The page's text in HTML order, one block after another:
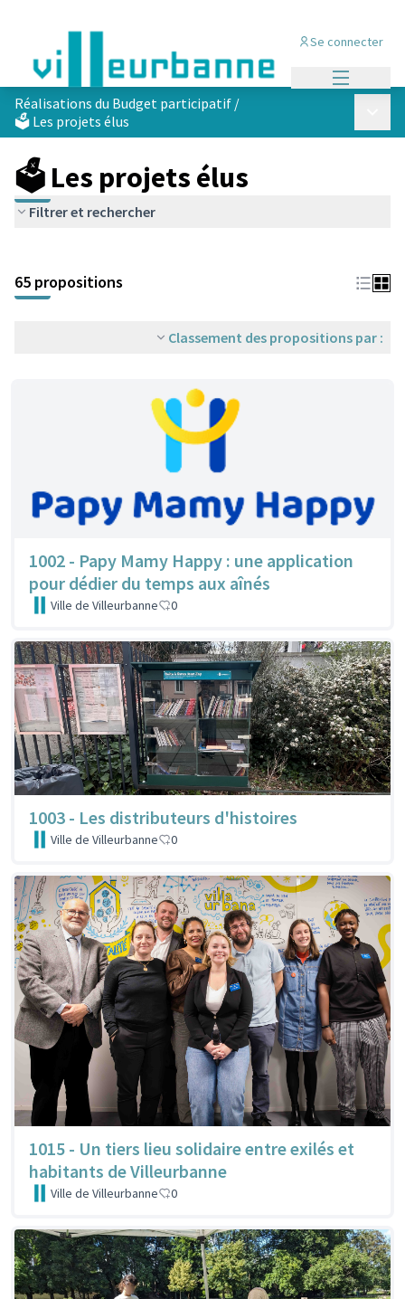
Se connecter
Réalisations du Budget participatif /
🗳️ Les projets élus
🗳️ Les projets élus
Filtrer et rechercher
+
−
65 propositions
Classement des propositions par :
1002 - Papy Mamy Happy : une application
pour dédier du temps aux aînés
Ville de Villeurbanne 0
1003 - Les distributeurs d'histoires
Ville de Villeurbanne 0
1015 - Un tiers lieu solidaire entre exilés et
habitants de Villeurbanne
Ville de Villeurbanne 0